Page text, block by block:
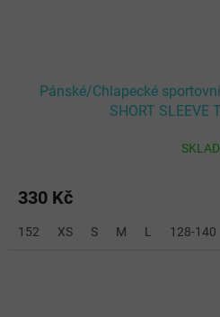
Pánské/Chlapecké
SHORT SLEEVE
330 Kč
152 XS S M L 128-140